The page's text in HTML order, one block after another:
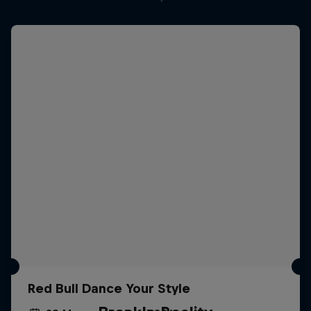
Red Bull Dance Your Style